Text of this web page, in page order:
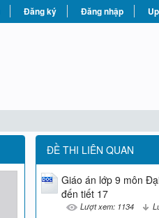
Đăng ký Đăng nhập
ĐỀ THI LIÊN QUAN
Giáo án lớp 9 môn
đến tiết 17
Lượt xem: 1134